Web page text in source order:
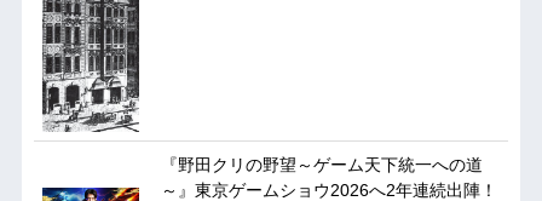
『野田クリの野望～ゲーム天下統一への道
～』東京ゲームショウ2026へ2年連続出陣！